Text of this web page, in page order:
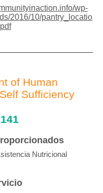
wp-
2016/10/pantry_locatio
of Human
Sufficiency
Nutricional